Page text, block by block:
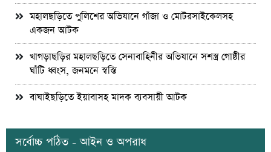
মহালছড়িতে পুলিশের অভিযানে গাঁজা ও মোটরসাইকেলসহ
একজন আটক
খাগড়াছড়ির মহালছড়িতে সেনাবাহিনীর অভিযানে সশস্ত্র গোষ্ঠীর
ঘাঁটি ধ্বংস, জনমনে স্বস্তি
বাঘাইছড়িতে ইয়াবাসহ মাদক ব্যবসায়ী আটক
সর্বোচ্চ পঠিত - আইন ও অপরাধ